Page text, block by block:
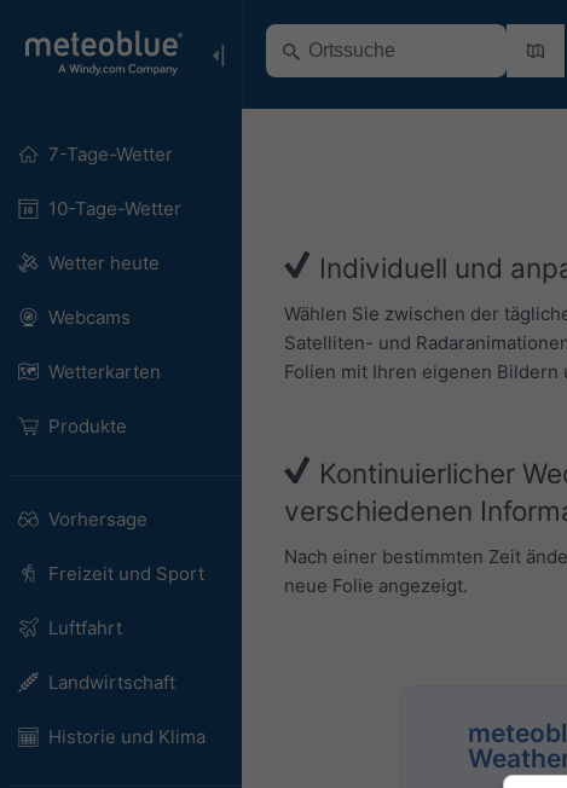
7-Tage-Wetter
10-Tage-Wetter
Wetter heute
Webcams
Wetterkarten
Produkte
Vorhersage
Freizeit und Sport
Luftfahrt
Landwirtschaft
Historie und Klima
Individuell und
Wählen Sie zwischen der
Satelliten- und
Folien mit Ihren eigenen Bildern
Kontinuierlicher
verschiedenen
Nach einer bestimmten Zeit
neue Folie angezeigt.